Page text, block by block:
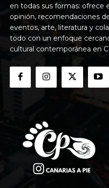
en todas sus formas: ofrece
opinión, recomendaciones
eventos, arte, literatura y
todo con un enfoque
cultural contemporánea en